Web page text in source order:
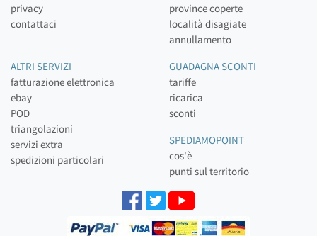
privacy
contattaci
province coperte
località disagiate
annullamento
ALTRI SERVIZI
fatturazione elettronica
ebay
POD
triangolazioni
servizi extra
spedizioni particolari
GUADAGNA SCONTI
tariffe
ricarica
sconti
SPEDIAMOPOINT
cos'è
punti sul territorio